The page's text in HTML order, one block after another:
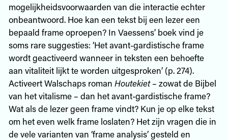
mogelijkheidsvoorwaarden van die interactie echter
onbeantwoord. Hoe kan een tekst bij een lezer een
bepaald frame oproepen? In Vaessens’ boek vind je
soms rare suggesties: ‘Het avant-gardistische frame
wordt geactiveerd wanneer in teksten een behoefte
aan vitaliteit lijkt te worden uitgesproken’ (p. 274).
Activeert Walschaps roman Houtekiet– zowat de Bijbel
van het vitalisme – dan het avant-gardistische frame?
Wat als de lezer geen frame vindt? Kun je op elke tekst
om het even welk frame loslaten? Het zijn vragen die in
de vele varianten van ‘frame analysis’ gesteld en